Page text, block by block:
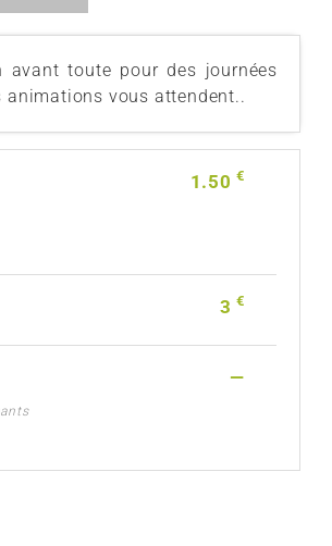
avant toute pour des journées
animations vous attendent..
1.50 €
3 €
—